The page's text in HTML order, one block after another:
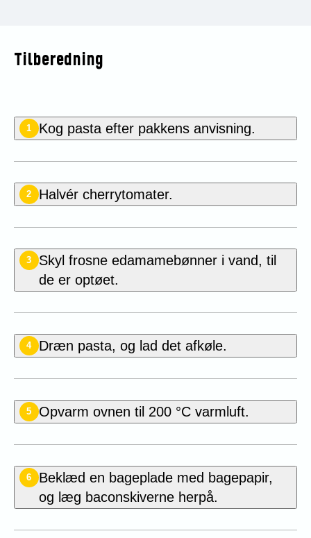
Tilberedning
1 Kog pasta efter pakkens anvisning.
2 Halvér cherrytomater.
3
Skyl frosne edamamebønner i vand, til
de er optøet.
4 Dræn pasta, og lad det afkøle.
5 Opvarm ovnen til 200 °C varmluft.
6
Beklæd en bageplade med bagepapir,
og læg baconskiverne herpå.